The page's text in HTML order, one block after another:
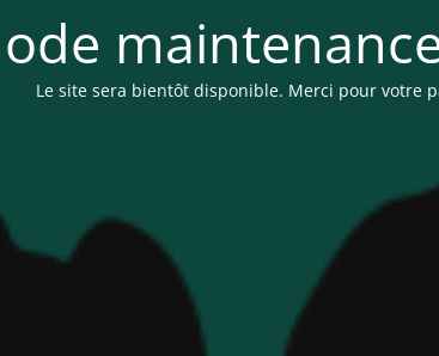
Le site sera bientôt disponible. Merci pour votre